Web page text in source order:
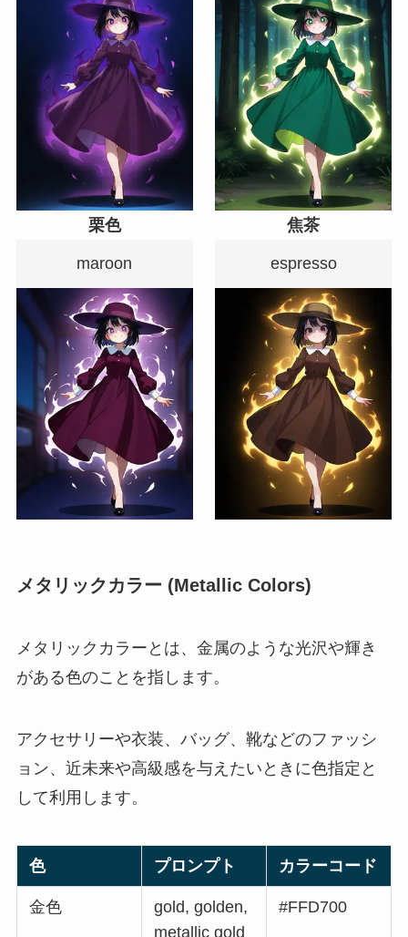
栗色
maroon
焦茶
espresso
メタリックカラー (Metallic Colors)
メタリックカラーとは、金属のような光沢や輝き
がある色のことを指します。
アクセサリーや衣装、バッグ、靴などのファッシ
ョン、近未来や高級感を与えたいときに色指定と
して利用します。
色 プロンプト カラーコード
金色
gold, golden,
metallic gold
#FFD700